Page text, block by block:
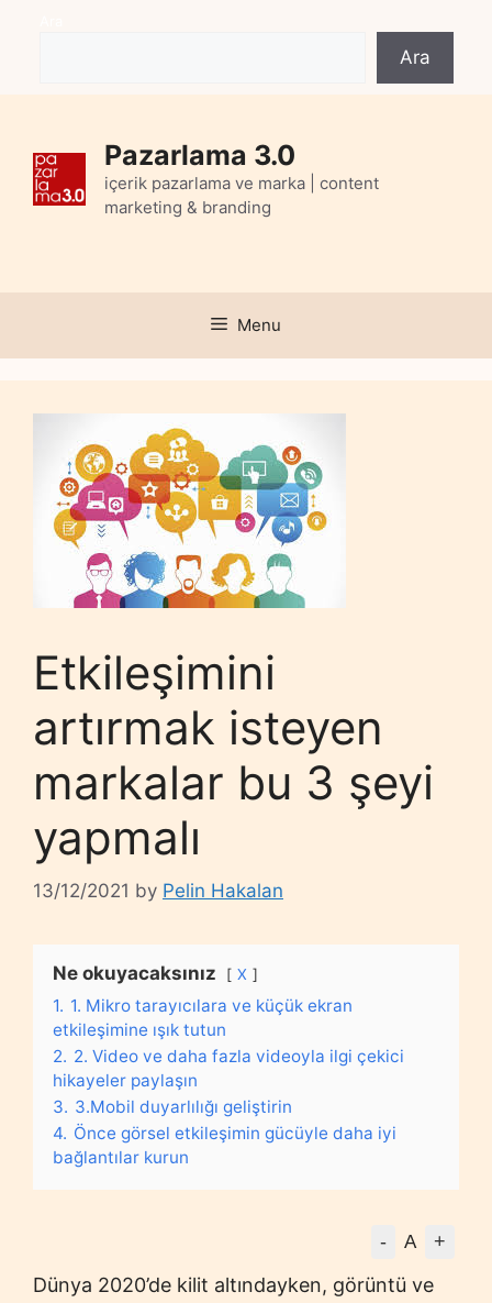
Ara
Pazarlama 3.0
içerik pazarlama ve marka | content
marketing & branding
Menu
Etkileşimini
artırmak isteyen
markalar bu 3 şeyi
yapmalı
13/12/2021 by Pelin Hakalan
Ne okuyacaksınız X
1. 1. Mikro tarayıcılara ve küçük ekran
etkileşimine ışık tutun
2. 2. Video ve daha fazla videoyla ilgi çekici
hikayeler paylaşın
3. 3.Mobil duyarlılığı geliştirin
4. Önce görsel etkileşimin gücüyle daha iyi
bağlantılar kurun
- A +
Dünya 2020’de kilit altındayken, görüntü ve